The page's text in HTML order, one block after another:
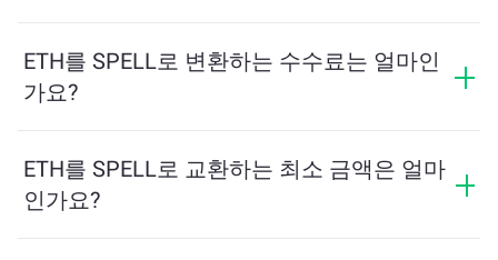
수량을 계산해줍니다. 그런 다음, 안내에 따라 거래를 완
료하세요.
ETH를 SPELL로 변환하는 수수료는 얼마인
가요?
라집니다. ChangeNOW는 숨겨진 수수료 없이 경쟁력 있
는 요금을 제공하며, 최종 금액은 거래를 확인하기 전에
표시됩니다.
ETH를 SPELL로 교환하는 최소 금액은 얼마
인가요?